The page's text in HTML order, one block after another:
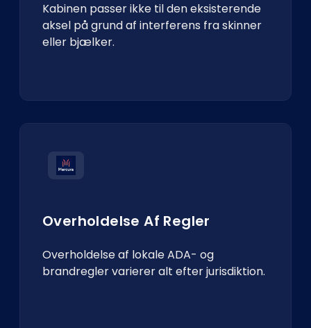
Kabinen passer ikke til den eksisterende
aksel på grund af interferens fra skinner
eller bjælker.
Overholdelse Af Regler
Overholdelse af lokale ADA- og
brandregler varierer alt efter jurisdiktion.